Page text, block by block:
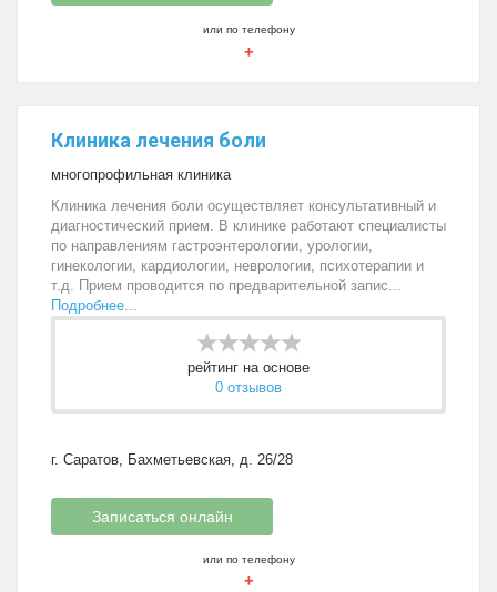
или по телефону
+
Клиника лечения боли
многопрофильная клиника
Клиника лечения боли осуществляет консультативный и
диагностический прием. В клинике работают специалисты
по направлениям гастроэнтерологии, урологии,
гинекологии, кардиологии, неврологии, психотерапии и
т.д. Прием проводится по предварительной запис...
Подробнее...
рейтинг на основе
0 отзывов
г. Саратов, Бахметьевская, д. 26/28
Записаться онлайн
или по телефону
+